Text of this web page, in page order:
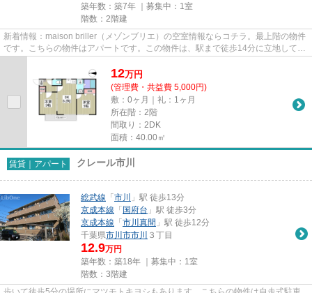
築年数：築7年 ｜募集中： 1室
階数：2階建
新着情報：maison briller（メゾンブリエ）の空室情報ならコチラ。最上階の物件
です。こちらの物件はアパートです。この物件は、駅まで徒歩14分に立地してい
12万円
(管理費・共益費 5,000円)
敷：0ヶ月｜礼：1ヶ月
所在階：2階
間取り：2DK
面積：40.00㎡
賃貸｜アパート クレール市川
総武線 「 市川
」駅 徒歩13分
京成本線 「 国府台 」駅 徒歩3分
京成本線 「 市川真間 」駅 徒歩12分
千葉県市川市市川 ３丁目
12.9万円
築年数：築18年 ｜募集中： 1室
階数：3階建